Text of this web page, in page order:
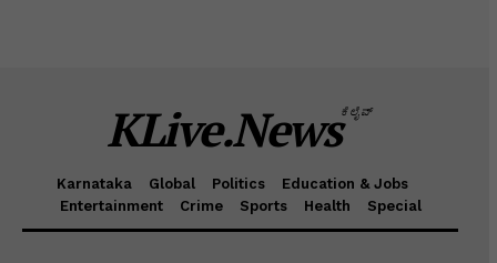
KLive.Newsಕೆಲೈವ್
Karnataka Global Politics
Education & Jobs
Entertainment
Crime Sports Health Special